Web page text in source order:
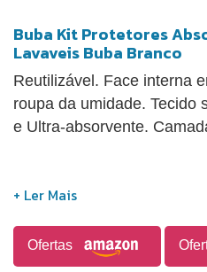
Buba Kit Protetores
Lavaveis Buba Branco
Reutilizável. Face interna
roupa da umidade. Tecido
e Ultra-absorvente.
Ofertas